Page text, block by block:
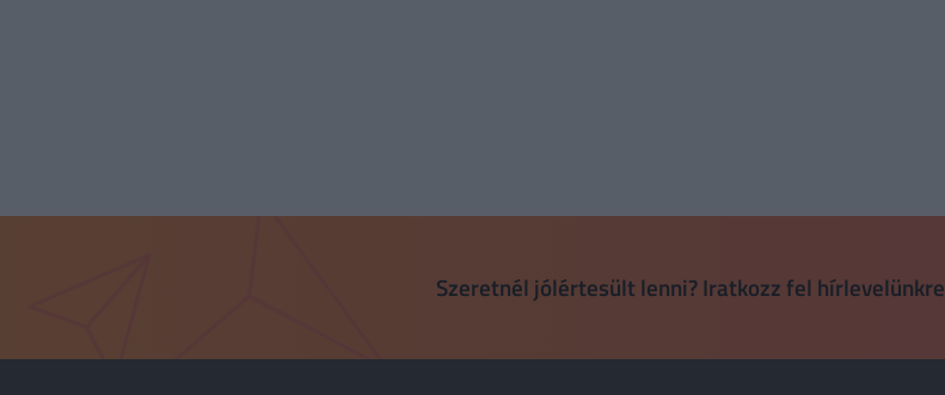
Szeretnél jólértesült lenni? Iratkozz fel hírlevelünkre